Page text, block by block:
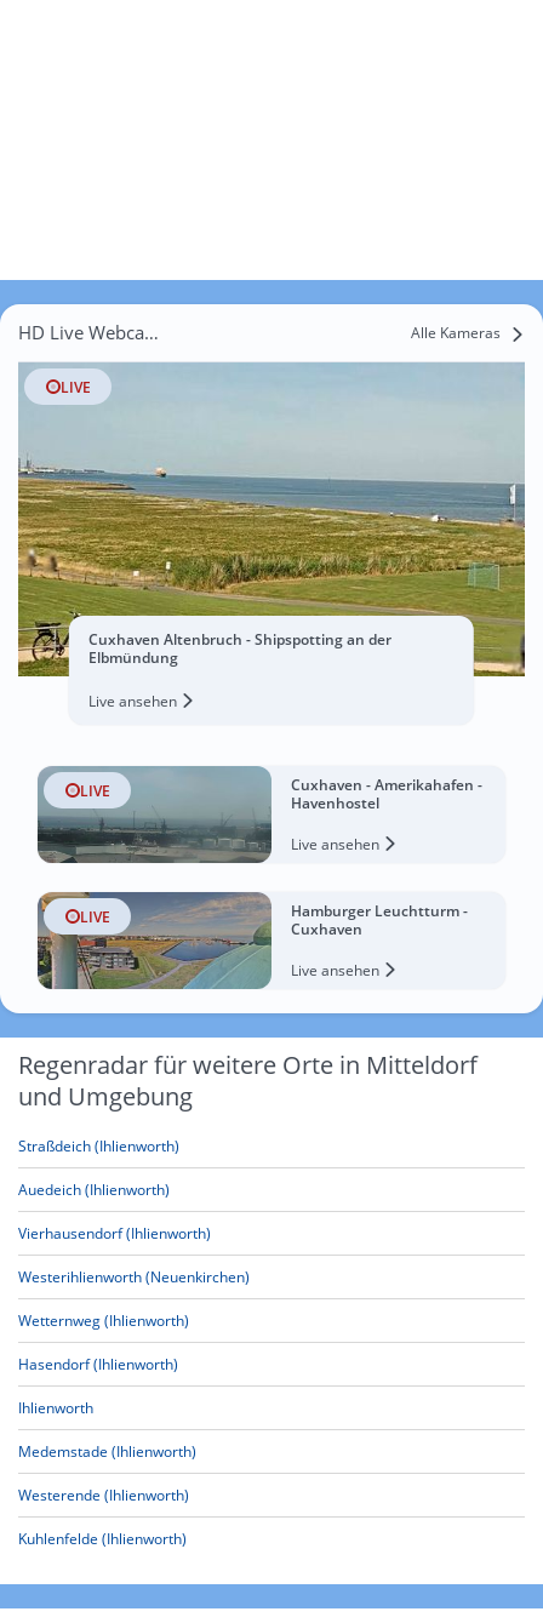
HD Live Webcams Mitteldorf Alle Kameras
LIVE
Cuxhaven Altenbruch - Shipspotting an der
Elbmündung
Live ansehen
LIVE
Cuxhaven - Amerikahafen -
Havenhostel
Live ansehen
LIVE
Hamburger Leuchtturm -
Cuxhaven
Live ansehen
Regenradar für weitere Orte in Mitteldorf
und Umgebung
Straßdeich (Ihlienworth)
Auedeich (Ihlienworth)
Vierhausendorf (Ihlienworth)
Westerihlienworth (Neuenkirchen)
Wetternweg (Ihlienworth)
Hasendorf (Ihlienworth)
Ihlienworth
Medemstade (Ihlienworth)
Westerende (Ihlienworth)
Kuhlenfelde (Ihlienworth)